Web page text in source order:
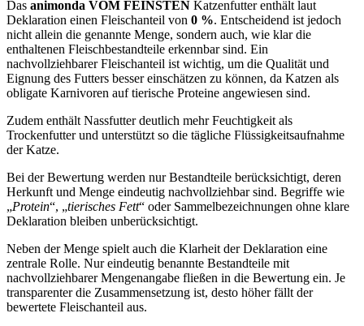
Das animonda VOM FEINSTEN Katzenfutter enthält laut
Deklaration einen Fleischanteil von 0 %. Entscheidend ist jedoch
nicht allein die genannte Menge, sondern auch, wie klar die
enthaltenen Fleischbestandteile erkennbar sind. Ein
nachvollziehbarer Fleischanteil ist wichtig, um die Qualität und
Eignung des Futters besser einschätzen zu können, da Katzen als
obligate Karnivoren auf tierische Proteine angewiesen sind.
Zudem enthält Nassfutter deutlich mehr Feuchtigkeit als
Trockenfutter und unterstützt so die tägliche Flüssigkeitsaufnahme
der Katze.
Bei der Bewertung werden nur Bestandteile berücksichtigt, deren
Herkunft und Menge eindeutig nachvollziehbar sind. Begriffe wie
„Protein“, „tierisches Fett“ oder Sammelbezeichnungen ohne klare
Deklaration bleiben unberücksichtigt.
Neben der Menge spielt auch die Klarheit der Deklaration eine
zentrale Rolle. Nur eindeutig benannte Bestandteile mit
nachvollziehbarer Mengenangabe fließen in die Bewertung ein. Je
transparenter die Zusammensetzung ist, desto höher fällt der
bewertete Fleischanteil aus.